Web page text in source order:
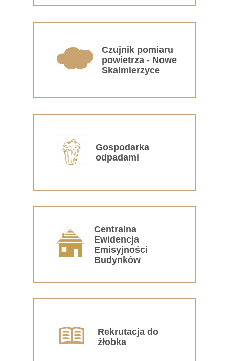
Czujnik pomiaru
powietrza - Nowe
Skalmierzyce
Gospodarka
odpadami
Centralna
Ewidencja
Emisyjności
Budynków
Rekrutacja do
żłobka